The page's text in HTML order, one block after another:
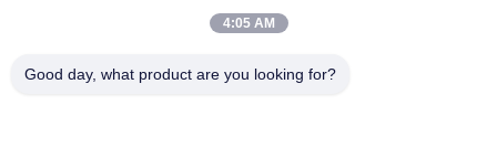
Kontrola Jakości
4:05 AM
Good day, what product are you looking for?